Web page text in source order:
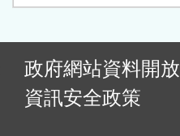
政府網站資料開
資訊安全政策